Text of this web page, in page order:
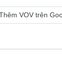
VOV trên